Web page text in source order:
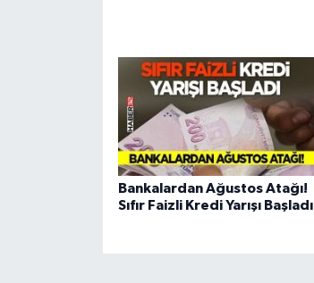
Bankalardan Ağustos Atağı!
Sıfır Faizli Kredi Yarışı Başladı